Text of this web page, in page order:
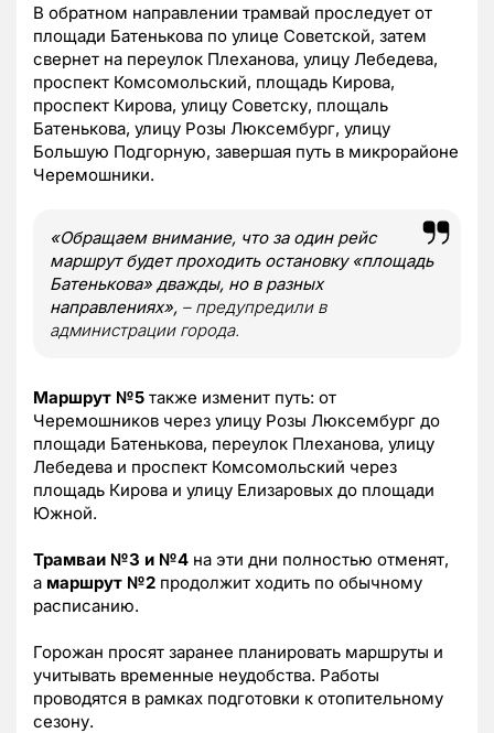
В обратном направлении трамвай проследует от
площади Батенькова по улице Советской, затем
свернет на переулок Плеханова, улицу Лебедева,
проспект Комсомольский, площадь Кирова,
проспект Кирова, улицу Советску, площаль
Батенькова, улицу Розы Люксембург, улицу
Большую Подгорную, завершая путь в микрорайоне
Черемошники.
«Обращаем внимание, что за один рейс
маршрут будет проходить остановку «площадь
Батенькова» дважды, но в разных
направлениях», – предупредили в
администрации города.
Маршрут №5 также изменит путь: от
Черемошников через улицу Розы Люксембург до
площади Батенькова, переулок Плеханова, улицу
Лебедева и проспект Комсомольский через
площадь Кирова и улицу Елизаровых до площади
Южной.
Трамваи №3 и №4 на эти дни полностью отменят,
а маршрут №2 продолжит ходить по обычному
расписанию.
Горожан просят заранее планировать маршруты и
учитывать временные неудобства. Работы
проводятся в рамках подготовки к отопительному
сезону.